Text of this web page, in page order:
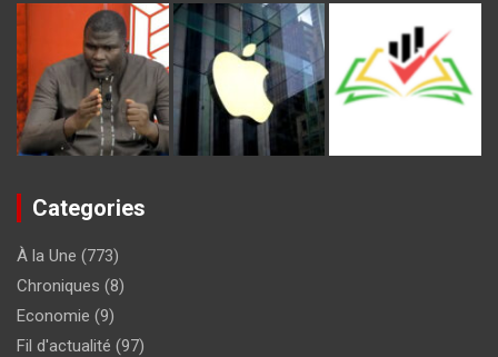
Categories
À la Une (773)
Chroniques (8)
Economie (9)
Fil d'actualité (97)